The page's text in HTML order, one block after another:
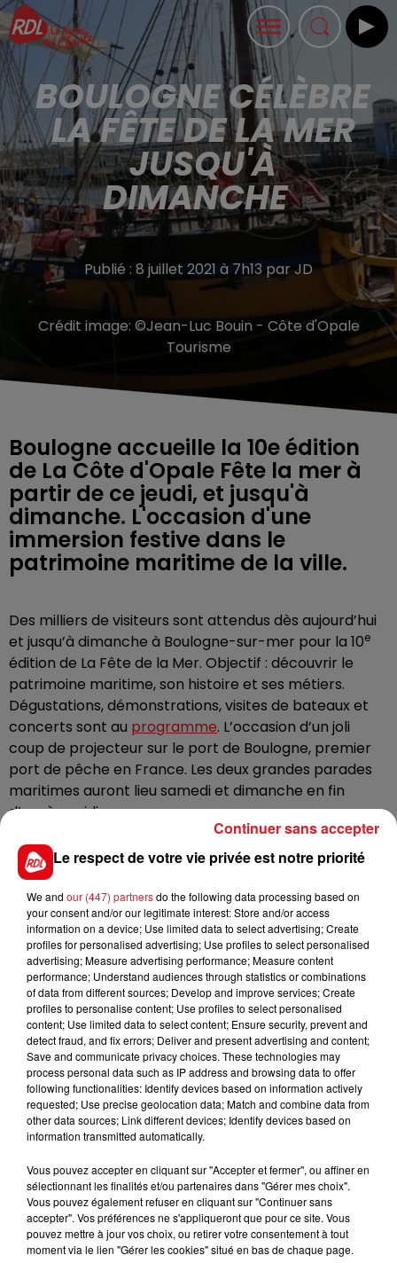
BOULOGNE CÉLÈBRE
LA FÊTE DE LA MER
JUSQU'À
DIMANCHE
Publié : 8 juillet 2021 à 7h13 par JD
Crédit image: ©Jean-Luc Bouin - Côte d'Opale
Tourisme
Boulogne accueille la 10e édition
de La Côte d'Opale Fête la mer à
partir de ce jeudi, et jusqu'à
dimanche. L'occasion d'une
immersion festive dans le
patrimoine maritime de la ville.
Des milliers de visiteurs sont attendus dès aujourd’hui
et jusqu’à dimanche à Boulogne-sur-mer pour la 10e
édition de La Fête de la Mer. Objectif : découvrir le
patrimoine maritime, son histoire et ses métiers.
Dégustations, démonstrations, visites de bateaux et
concerts sont au programme. L’occasion d’un joli
coup de projecteur sur le port de Boulogne, premier
port de pêche en France. Les deux grandes parades
maritimes auront lieu samedi et dimanche en fin
d’après-midi.
L’événement a lieu des Jardins de Nausicaà au bassin
Napoléon, l’entrée est gratuite. Contexte sanitaire
oblige, le port du masque est obligatoire et le pass
sanitaire demandé.
FIL D'ACTUS
15 juillet 2026
BÉTHUNE: ENQUÊTE POUR HOMICIDE
VOLONTAIRE EN COURS, APRÈS LA...
Selon les premiers éléments, le logement servait
à des prostituées
Le respect de votre vie privée est notre priorité
We and our (447) partnersdo the following data processing based on
your consent and/or our legitimate interest: Store and/or access
information on a device; Use limited data to select advertising; Create
profiles for personalised advertising; Use profiles to select personalised
advertising; Measure advertising performance; Measure content
performance; Understand audiences through statistics or combinations
of data from different sources; Develop and improve services; Create
profiles to personalise content; Use profiles to select personalised
content; Use limited data to select content; Ensure security, prevent and
detect fraud, and fix errors; Deliver and present advertising and content;
Save and communicate privacy choices. These technologies may
process personal data such as IP address and browsing data to offer
following functionalities: Identify devices based on information actively
requested; Use precise geolocation data; Match and combine data from
other data sources; Link different devices; Identify devices based on
information transmitted automatically.
Vous pouvez accepter en cliquant sur "Accepter et fermer", ou affiner en
sélectionnant les finalités et/ou partenaires dans "Gérer mes choix".
Vous pouvez également refuser en cliquant sur "Continuer sans
accepter". Vos préférences ne s'appliqueront que pour ce site. Vous
pouvez mettre à jour vos choix, ou retirer votre consentement à tout
moment via le lien "Gérer les cookies" situé en bas de chaque page.
Continuer sans accepter